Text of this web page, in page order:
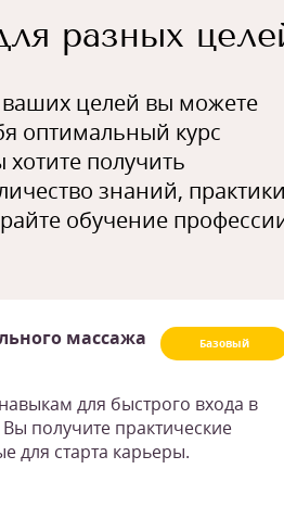
разных
ваших целей вы можете
оптимальный курс
получить
знаний,
обучение
Базовый
массажа
для быстрого входа в
получите практические
для старта карьеры.